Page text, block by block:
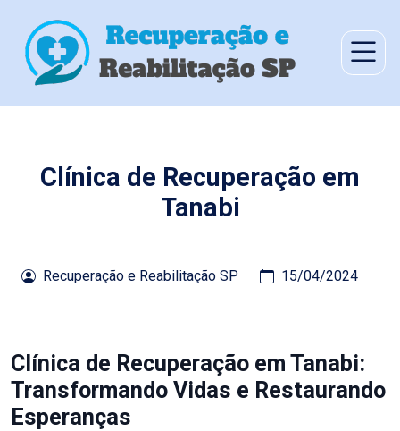
Clínica de Recuperação em
Tanabi
Recuperação e Reabilitação SP 15/04/2024
Clínica de Recuperação em Tanabi:
Transformando Vidas e Restaurando
Esperanças